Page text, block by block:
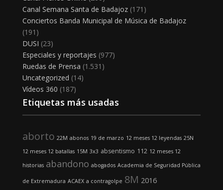
Canal Semana Santa de Badajoz(171)
Conciertos Banda Municipal de Música de Badajoz
(191)
DUSI (23)
Especiales y reportajes (977)
Ruedas de Prensa (1.531)
Uncategorized (14)
Vídeos 360 (187)
Etiquetas más usadas
aborto 22M abonos 19 de marzo 12 meses 12 leyendas 25N
12 meses 12 batallas 15M 3x3 absentismo 112 12 meses 12
historias abandono abogados Academia de Seguridad Pública
de Extremadura ACAEX a contragolpe 8M 2016